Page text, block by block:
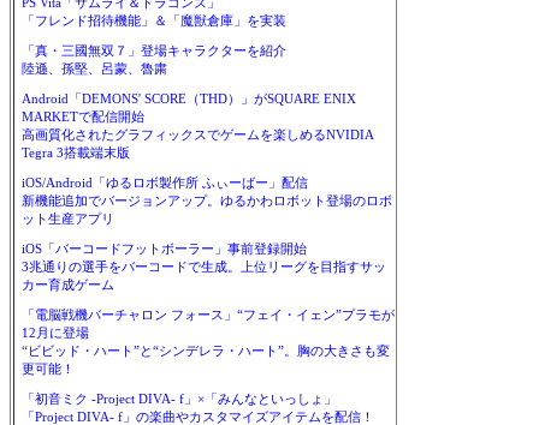
「フレンド招待機能」＆「魔獣倉庫」を実装
「真・三國無双７」登場キャラクターを紹介
陸遜、孫堅、呂蒙、魯粛
Android「DEMONS' SCORE（THD）」がSQUARE ENIX
MARKETで配信開始
高画質化されたグラフィックスでゲームを楽しめるNVIDIA
Tegra 3搭載端末版
iOS/Android「ゆるロボ製作所 ふぃーばー」配信
新機能追加でバージョンアップ。ゆるかわロボット登場のロボ
ット生産アプリ
iOS「バーコードフットボーラー」事前登録開始
3兆通りの選手をバーコードで生成。上位リーグを目指すサッ
カー育成ゲーム
「電脳戦機バーチャロン フォース」“フェイ・イェン”プラモが
12月に登場
“ビビッド・ハート”と“シンデレラ・ハート”。胸の大きさも変
更可能！
「初音ミク -Project DIVA- f」×「みんなといっしょ」
「Project DIVA- f」の楽曲やカスタマイズアイテムを配信！